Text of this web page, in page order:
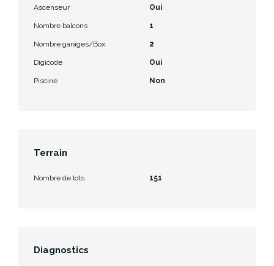
Ascenseur Oui
Nombre balcons 1
Nombre garages/Box 2
Digicode Oui
Piscine Non
Terrain
Nombre de lots 151
Diagnostics